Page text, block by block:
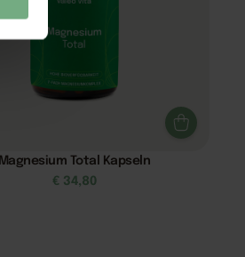
Magnesium Total Kapseln
€ 34,80